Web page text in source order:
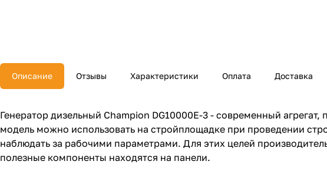
Описание Отзывы Характеристики Оплата Доставка
Генератор дизельный Champion DG10000E-3 - современный
модель можно использовать на стройплощадке при проведении
наблюдать за рабочими параметрами. Для этих целей
полезные компоненты находятся на панели.